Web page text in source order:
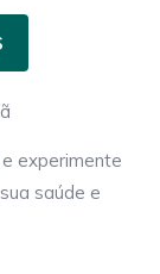
experimente
saúde e